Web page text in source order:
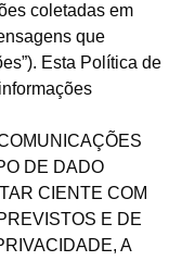
coletadas em
que
Esta Política de
DE DADO
CIENTE COM
E DE
A